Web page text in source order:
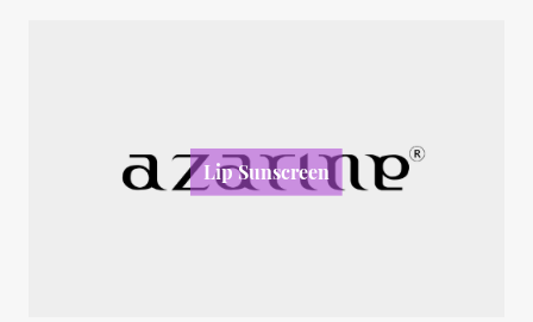
Lip Sunscreen